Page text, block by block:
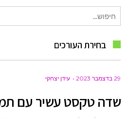
בחירת העורכים
29 בדצמבר 2023 עידן יצחקי
שדה טקסט עשיר עם